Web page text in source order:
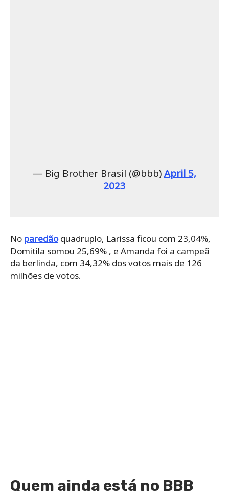
— Big Brother Brasil (@bbb) April 5,
2023
No paredãoquadruplo, Larissa ficou com 23,04%,
Domitila somou 25,69% , e Amanda foi a campeã
da berlinda, com 34,32% dos votos mais de 126
milhões de votos.
Quem ainda está no BBB